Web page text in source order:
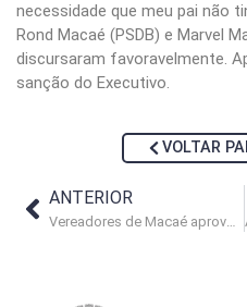
necessidade que meu pai não
Rond Macaé (PSDB) e Marvel
discursaram favoravelmente.
sanção do Executivo.
VOLTAR
ANTERIOR
Vereadores de Macaé aprovam propostas na área de saúde